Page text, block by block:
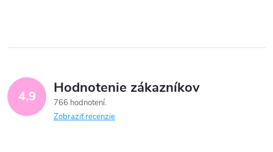
4,9 Hodnotenie zákazníkov
766 hodnotení
Zobraziť recenzie